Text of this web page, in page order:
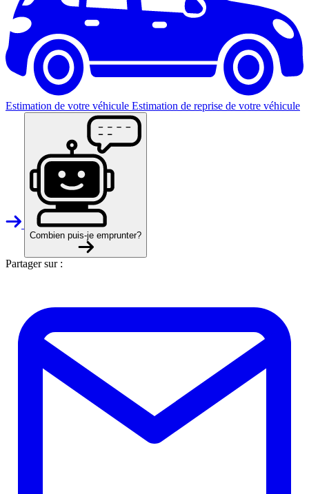
Estimation de votre véhicule Estimation de reprise de votre véhicule
Combien puis-je emprunter?
Partager sur :